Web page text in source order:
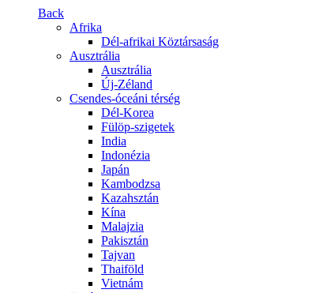
Back
Afrika
Dél-afrikai Köztársaság
Ausztrália
Ausztrália
Új-Zéland
Csendes-óceáni térség
Dél-Korea
Fülöp-szigetek
India
Indonézia
Japán
Kambodzsa
Kazahsztán
Kína
Malajzia
Pakisztán
Tajvan
Thaiföld
Vietnám